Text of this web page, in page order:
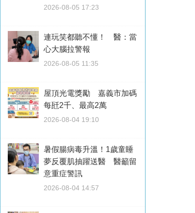
2026-08-05 17:23
連玩笑都聽不懂！ 醫：當
心大腦拉警報
2026-08-05 11:35
屋頂光電獎勵 嘉義市加碼
每瓩2千、最高2萬
2026-08-04 19:10
暑假腸病毒升溫！1歲童睡
夢反覆肌抽躍送醫 醫籲留
意重症警訊
2026-08-04 14:57